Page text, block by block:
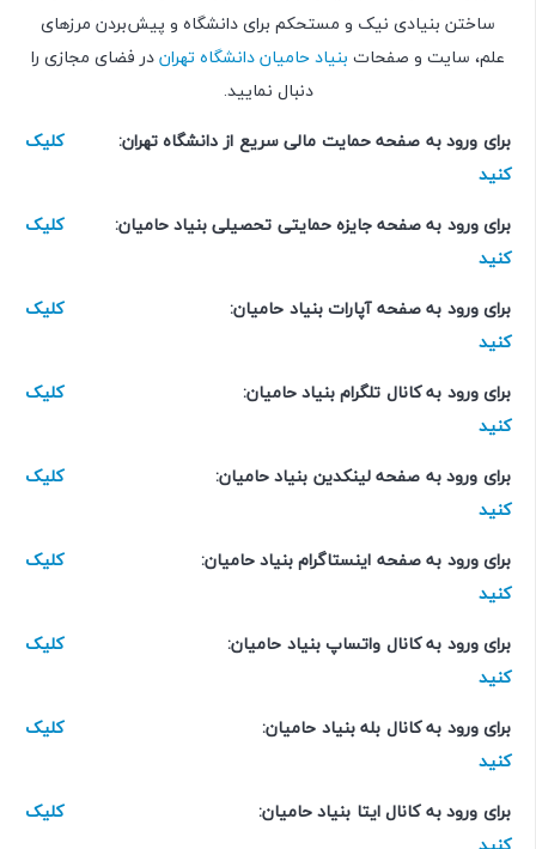
ساختن بنیادی نیک و مستحکم برای دانشگاه و پیش‌بردن مرزهای
علم، سایت و صفحات بنیاد حامیان دانشگاه تهراندر فضای مجازی را
دنبال نمایید.
برای ورود به صفحه حمایت مالی سریع از دانشگاه تهران:کلیک
کنید
برای ورود به صفحه جایزه حمایتی تحصیلی بنیاد حامیان:کلیک
کنید
برای ورود به صفحه آپارات بنیاد حامیان:کلیک
کنید
برای ورود به کانال تلگرام بنیاد حامیان:کلیک
کنید
برای ورود به صفحه لینکدین بنیاد حامیان:کلیک
کنید
برای ورود به صفحه اینستاگرام بنیاد حامیان:کلیک
کنید
برای ورود به کانال واتساپ بنیاد حامیان:کلیک
کنید
برای ورود به کانال بله بنیاد حامیان:کلیک
کنید
برای ورود به کانال ایتا بنیاد حامیان:کلیک